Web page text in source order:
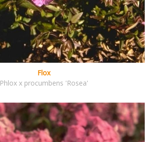
Flox
Phlox x procumbens 'Rosea'